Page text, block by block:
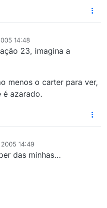
14:48
23, imagina a
menos o carter para ver,
é azarado.
2005 14:49
das minhas…